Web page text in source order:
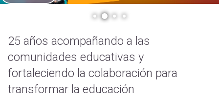
25 años acompañando a las
comunidades educativas y
fortaleciendo la colaboración para
transformar la educación